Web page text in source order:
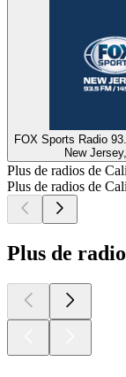
FOX Sports Radio
New
Plus de radios de
Plus de radios de
Plus de